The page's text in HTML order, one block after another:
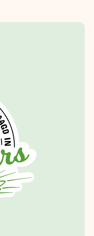
ons
omzet te
Healthy
Duidelijke
en